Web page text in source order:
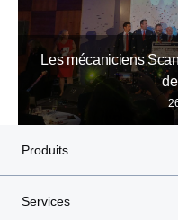
Les mécaniciens
Produits
Services